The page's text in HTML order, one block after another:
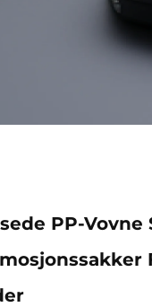
PP-Vovne